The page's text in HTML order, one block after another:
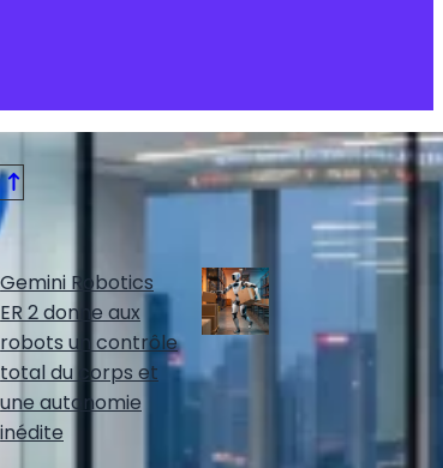
ARTICLES
Gemini Robotics
ER 2 donne aux
robots un contrôle
total du corps et
une autonomie
inédite